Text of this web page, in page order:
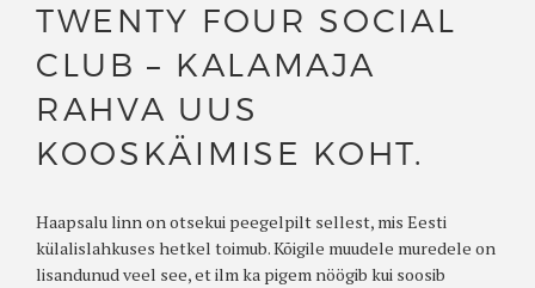
TWENTY FOUR SOCIAL
CLUB – KALAMAJA
RAHVA UUS
KOOSKÄIMISE KOHT.
Haapsalu linn on otsekui peegelpilt sellest, mis Eesti
külalislahkuses hetkel toimub. Kõigile muudele muredele on
lisandunud veel see, et ilm ka pigem nöögib kui soosib